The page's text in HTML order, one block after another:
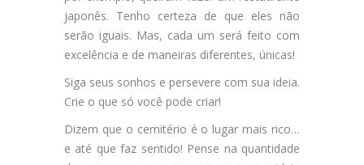
japonês. Tenho certeza de que eles não
serão iguais. Mas, cada um será feito com
excelência e de maneiras diferentes, únicas!
Siga seus sonhos e persevere com sua ideia.
Crie o que só você pode criar!
Dizem que o cemitério é o lugar mais rico…
e até que faz sentido! Pense na quantidade